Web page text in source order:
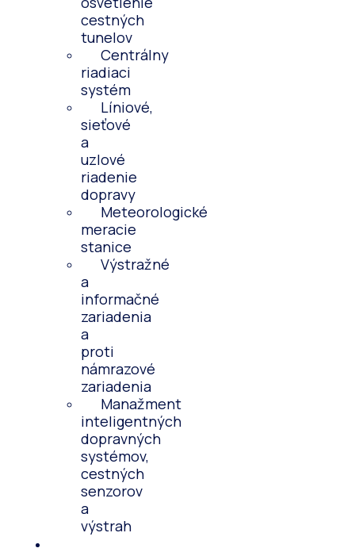
cestných
tunelov
Centrálny
riadiaci
systém
Líniové,
sieťové
a
uzlové
riadenie
dopravy
Meteorologické
meracie
stanice
Výstražné
a
informačné
zariadenia
a
proti
námrazové
zariadenia
Manažment
inteligentných
dopravných
systémov,
cestných
senzorov
a
výstrah